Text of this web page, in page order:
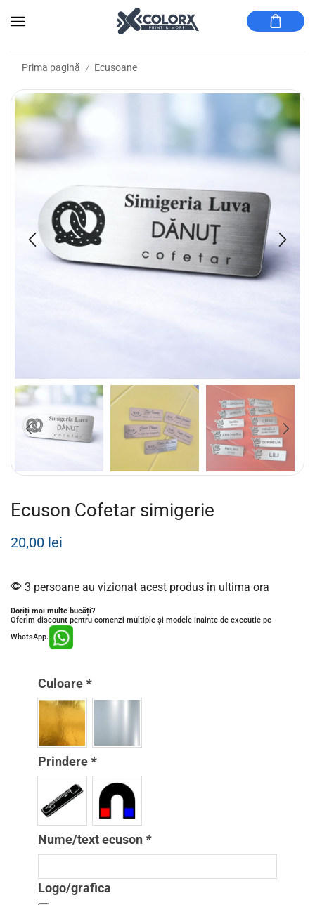
Prima pagină / Ecusoane
Ecuson Cofetar simigerie
20,00 lei
3 persoane au vizionat acest produs in ultima ora
Doriți mai multe bucăți?
Oferim discount pentru comenzi multiple și modele inainte de executie pe
WhatsApp.
Culoare *
Prindere *
Nume/text ecuson *
Logo/grafica